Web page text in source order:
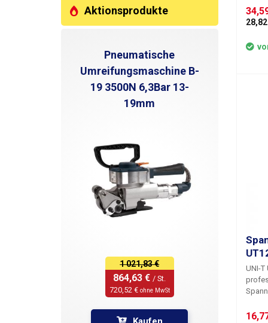
Aktionsprodukte
Pneumatische
Umreifungsmaschine B-
19 3500N 6,3Bar 13-
19mm
1 021,83 €
864,63 € / St.
720,52 € ohne MwSt
des
Der
AC/
UNI-T